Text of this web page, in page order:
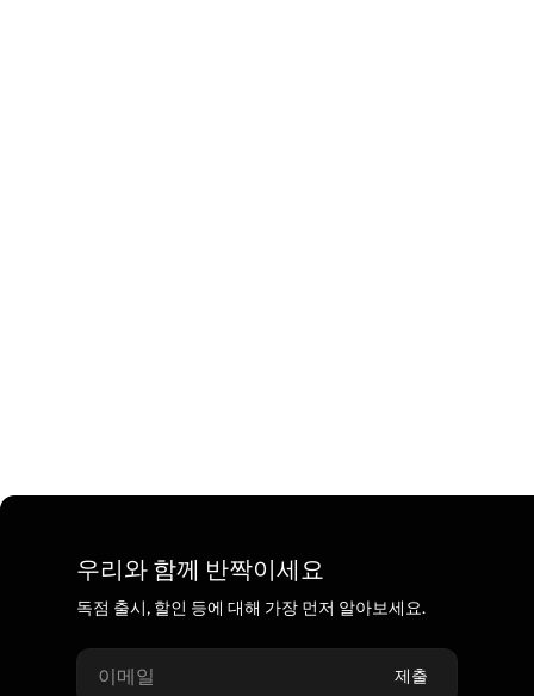
우리와 함께 반짝이세요
독점 출시, 할인 등에 대해 가장 먼저 알아보세요.
이메일 제출